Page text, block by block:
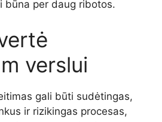
būna per daug ribotos.
verslui
gali būti sudėtingas,
ir rizikingas procesas,